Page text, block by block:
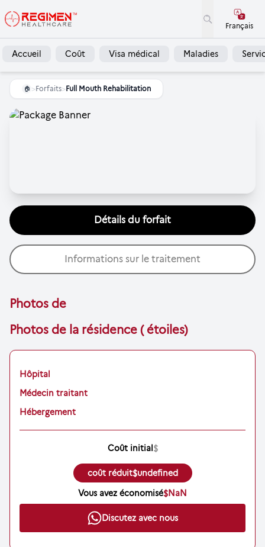
Français
Accueil Coût Visa médical Maladies
🏠 >Forfaits>Full Mouth Rehabilitation
Détails du forfait
Informations sur le traitement
Photos de
Photos de la résidence ( étoiles)
Hôpital
Médecin traitant
Hébergement
Coût initial$
coût réduit$undefined
Vous avez économisé$NaN
Discutez avec nous